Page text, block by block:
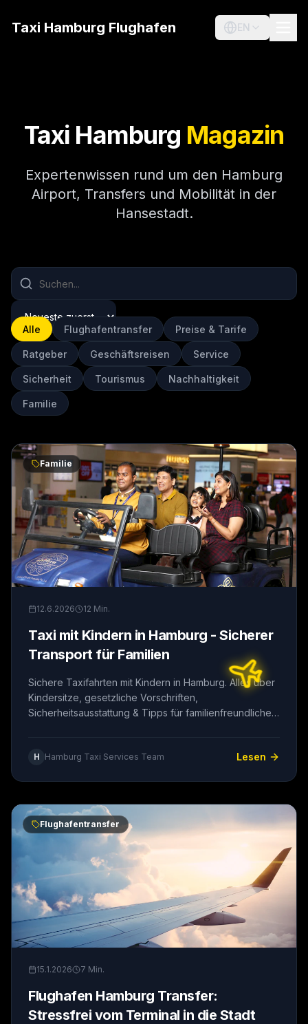
Taxi Hamburg Flughafen EN
Taxi Hamburg Magazin
Expertenwissen rund um den Hamburg
Airport, Transfers und Mobilität in der
Hansestadt.
Alle Flughafentransfer Preise & Tarife
Ratgeber Geschäftsreisen Service
Sicherheit Tourismus Nachhaltigkeit
Familie
Familie
12.6.2026 12 Min.
Taxi mit Kindern in Hamburg - Sicherer
Transport für Familien
Sichere Taxifahrten mit Kindern in Hamburg. Alles über
Kindersitze, gesetzliche Vorschriften,
Sicherheitsausstattung & Tipps für familienfreundliche
H Hamburg Taxi Services Team Lesen
Flughafentransfer
15.1.2026 7 Min.
Flughafen Hamburg Transfer:
Stressfrei vom Terminal in die Stadt